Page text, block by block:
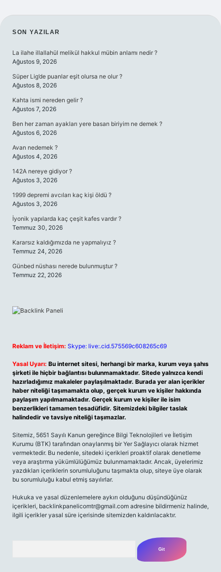
SIDEBAR
SON YAZILAR
La ilahe illallahül melikül hakkul mübin anlamı nedir ?
Ağustos 9, 2026
Süper Lig’de puanlar eşit olursa ne olur ?
Ağustos 8, 2026
Kahta ismi nereden gelir ?
Ağustos 7, 2026
Ben her zaman ayakları yere basan biriyim ne demek ?
Ağustos 6, 2026
Avan nedemek ?
Ağustos 4, 2026
142A nereye gidiyor ?
Ağustos 3, 2026
1999 depremi avcıları kaç kişi öldü ?
Ağustos 3, 2026
İyonik yapılarda kaç çeşit kafes vardır ?
Temmuz 30, 2026
Kararsız kaldığımızda ne yapmalıyız ?
Temmuz 24, 2026
Günbed nüshası nerede bulunmuştur ?
Temmuz 22, 2026
Reklam ve İletişim: Skype: live:.cid.575569c608265c69
Yasal Uyarı: Bu internet sitesi, herhangi bir marka, kurum veya şahıs
şirketi ile hiçbir bağlantısı bulunmamaktadır. Sitede yalnızca kendi
hazırladığımız makaleler paylaşılmaktadır. Burada yer alan içerikler
haber niteliği taşımamakta olup, gerçek kurum ve kişiler hakkında
paylaşım yapılmamaktadır. Gerçek kurum ve kişiler ile isim
benzerlikleri tamamen tesadüfidir. Sitemizdeki bilgiler taslak
halindedir ve tavsiye niteliği taşımazlar.
Sitemiz, 5651 Sayılı Kanun gereğince Bilgi Teknolojileri ve İletişim
Kurumu (BTK) tarafından onaylanmış bir Yer Sağlayıcı olarak hizmet
vermektedir. Bu nedenle, sitedeki içerikleri proaktif olarak denetleme
veya araştırma yükümlülüğümüz bulunmamaktadır. Ancak, üyelerimiz
yazdıkları içeriklerin sorumluluğunu taşımakta olup, siteye üye olarak
bu sorumluluğu kabul etmiş sayılırlar.
Hukuka ve yasal düzenlemelere aykırı olduğunu düşündüğünüz
içerikleri, backlinkpanelicomtr@gmail.com adresine bildirmeniz halinde,
ilgili içerikler yasal süre içerisinde sitemizden kaldırılacaktır.